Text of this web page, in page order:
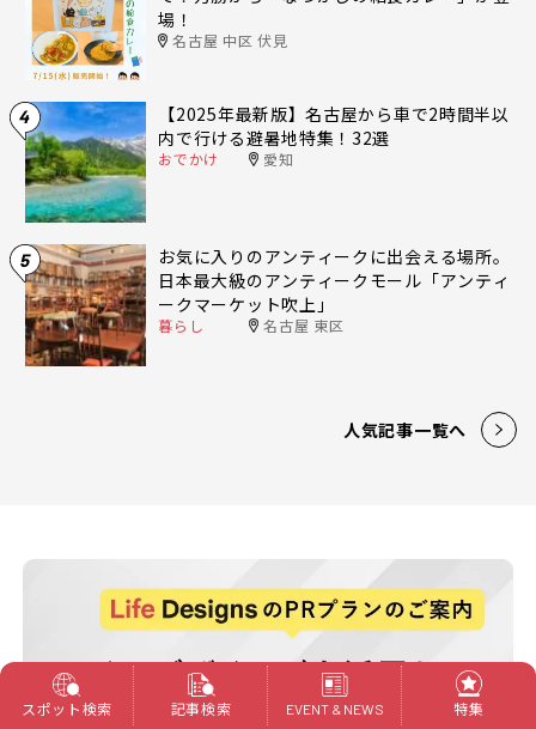
場！
名古屋 中区 伏見
4
【2025年最新版】名古屋から車で2時間半以
内で行ける避暑地特集！32選
おでかけ 愛知
5
お気に入りのアンティークに出会える場所。
日本最大級のアンティークモール「アンティ
ークマーケット吹上」
暮らし 名古屋 東区
人気記事一覧へ
スポット検索 記事検索 EVENT & NEWS 特集